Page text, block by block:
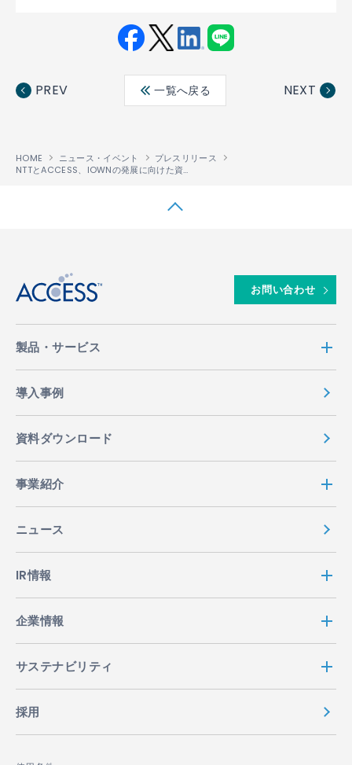
ebo ter
edin
PREV 一覧へ戻る NEXT
HOME ニュース・イベント
プレスリリース
NTTとACCESS、IOWNの発展に向けた資本業務提携に合意
お問い合わせ
製品・サービス
導入事例
資料ダウンロード
事業紹介
ニュース
IR情報
企業情報
サステナビリティ
採用